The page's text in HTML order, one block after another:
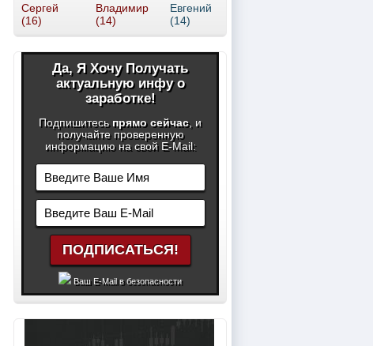
Сергей
(16)
Владимир
(14)
Евгений
(14)
Да, Я Хочу Получать
актуальную инфу о
заработке!
Подпишитесь прямо сейчас, и
получайте проверенную
информацию на свой E-Mail:
Ваш E-Mail в безопасности